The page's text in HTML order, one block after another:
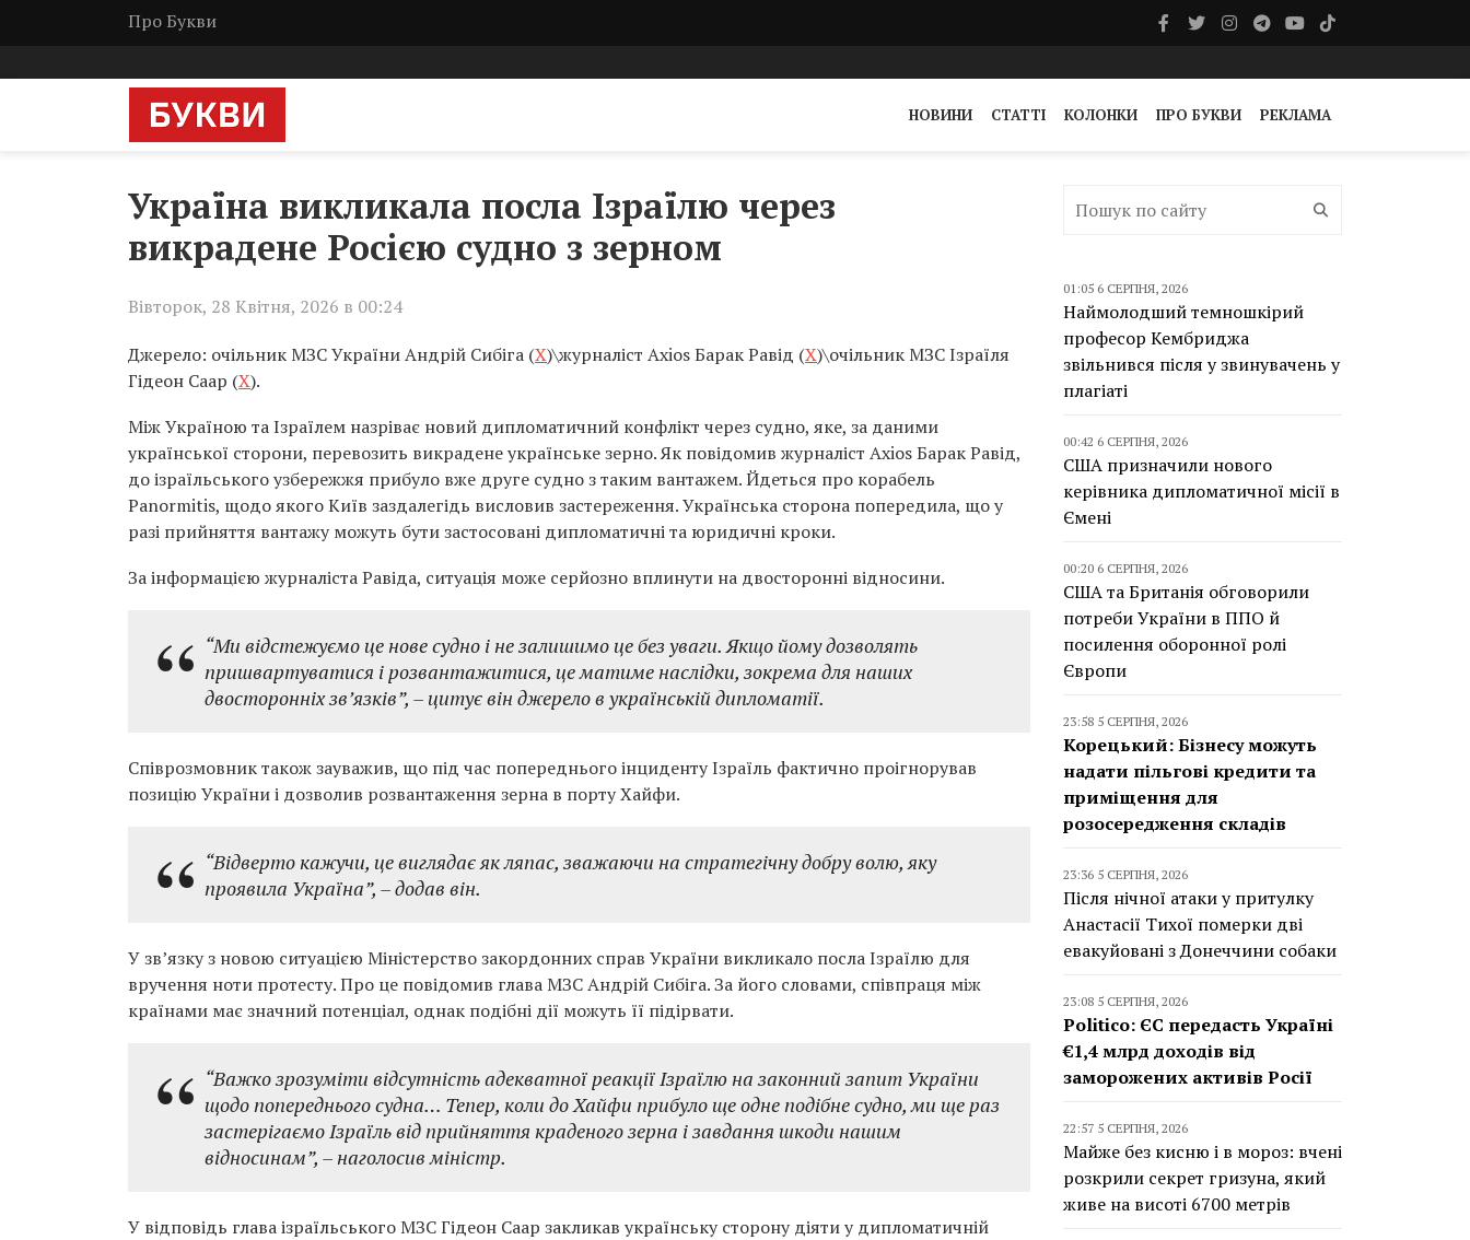
Про Букви
НОВИНИ СТАТТІ КОЛОНКИ ПРО БУКВИ РЕКЛАМА
Україна викликала посла Ізраїлю через
викрадене Росією судно з зерном
Вівторок, 28 Квітня, 2026 в 00:24
Джерело: очільник МЗС України Андрій Сибіга (Х)\журналіст Axios Барак Равід (Х)\очільник МЗС Ізраїля
Гідеон Саар (Х).
Між Україною та Ізраїлем назріває новий дипломатичний конфлікт через судно, яке, за даними
української сторони, перевозить викрадене українське зерно. Як повідомив журналіст Axios Барак Равід,
до ізраїльського узбережжя прибуло вже друге судно з таким вантажем. Йдеться про корабель
Panormitis, щодо якого Київ заздалегідь висловив застереження. Українська сторона попередила, що у
разі прийняття вантажу можуть бути застосовані дипломатичні та юридичні кроки.
За інформацією журналіста Равіда, ситуація може серйозно вплинути на двосторонні відносини.
“Ми відстежуємо це нове судно і не залишимо це без уваги. Якщо йому дозволять
пришвартуватися і розвантажитися, це матиме наслідки, зокрема для наших
двосторонніх зв’язків”, – цитує він джерело в українській дипломатії.
Співрозмовник також зауважив, що під час попереднього інциденту Ізраїль фактично проігнорував
позицію України і дозволив розвантаження зерна в порту Хайфи.
“Відверто кажучи, це виглядає як ляпас, зважаючи на стратегічну добру волю, яку
проявила Україна”, – додав він.
У зв’язку з новою ситуацією Міністерство закордонних справ України викликало посла Ізраїлю для
вручення ноти протесту. Про це повідомив глава МЗС Андрій Сибіга. За його словами, співпраця між
країнами має значний потенціал, однак подібні дії можуть її підірвати.
“Важко зрозуміти відсутність адекватної реакції Ізраїлю на законний запит України
щодо попереднього судна… Тепер, коли до Хайфи прибуло ще одне подібне судно, ми ще раз
застерігаємо Ізраїль від прийняття краденого зерна і завдання шкоди нашим
відносинам”, – наголосив міністр.
У відповідь глава ізраїльського МЗС Гідеон Саар закликав українську сторону діяти у дипломатичній
01:05 6 СЕРПНЯ, 2026
Наймолодший темношкірий
професор Кембриджа
звільнився після у звинувачень у
плагіаті
00:42 6 СЕРПНЯ, 2026
США призначили нового
керівника дипломатичної місії в
Ємені
00:20 6 СЕРПНЯ, 2026
США та Британія обговорили
потреби України в ППО й
посилення оборонної ролі
Європи
23:58 5 СЕРПНЯ, 2026
Корецький: Бізнесу можуть
надати пільгові кредити та
приміщення для
розосередження складів
23:36 5 СЕРПНЯ, 2026
Після нічної атаки у притулку
Анастасії Тихої померки дві
евакуйовані з Донеччини собаки
23:08 5 СЕРПНЯ, 2026
Politico: ЄС передасть Україні
€1,4 млрд доходів від
заморожених активів Росії
22:57 5 СЕРПНЯ, 2026
Майже без кисню і в мороз: вчені
розкрили секрет гризуна, який
живе на висоті 6700 метрів